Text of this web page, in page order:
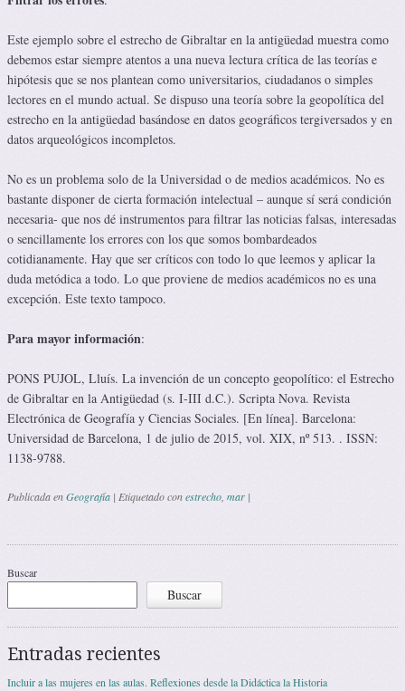
Este ejemplo sobre el estrecho de Gibraltar en la antigüedad muestra como
debemos estar siempre atentos a una nueva lectura crítica de las teorías e
hipótesis que se nos plantean como universitarios, ciudadanos o simples
lectores en el mundo actual. Se dispuso una teoría sobre la geopolítica del
estrecho en la antigüedad basándose en datos geográficos tergiversados y en
datos arqueológicos incompletos.
No es un problema solo de la Universidad o de medios académicos. No es
bastante disponer de cierta formación intelectual – aunque sí será condición
necesaria- que nos dé instrumentos para filtrar las noticias falsas, interesadas
o sencillamente los errores con los que somos bombardeados
cotidianamente. Hay que ser críticos con todo lo que leemos y aplicar la
duda metódica a todo. Lo que proviene de medios académicos no es una
excepción. Este texto tampoco.
Para mayor información:
PONS PUJOL, Lluís. La invención de un concepto geopolítico: el Estrecho
de Gibraltar en la Antigüedad (s. I-III d.C.). Scripta Nova. Revista
Electrónica de Geografía y Ciencias Sociales. [En línea]. Barcelona:
Universidad de Barcelona, 1 de julio de 2015, vol. XIX, nº 513. . ISSN:
1138-9788.
Publicada enGeografía | Etiquetado conestrecho, mar |
Navegación de entradas
Buscar
Buscar
Entradas recientes
Incluir a las mujeres en las aulas. Reflexiones desde la Didáctica la Historia